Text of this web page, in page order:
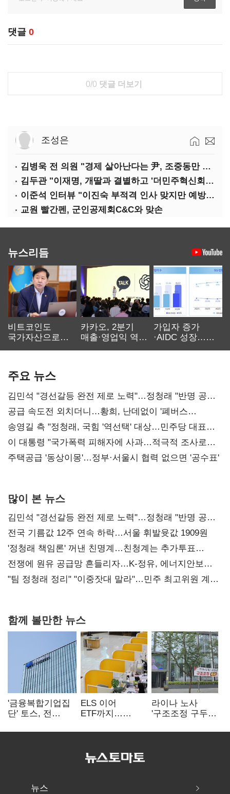
댓글 0
0/0 댓글 더보기
조성은
김병욱 전 의원 "경제 살아난다는 尹, 조중동만 봐도 이런 진단 못 해"
김두관 "이재명, 개딸과 결별하고 '더민주혁신회의' 해체해야"
이준석 인터뷰 "이진숙 부적격 인사 맞지만 예방적 탄핵은 안 돼"
교원 빨간펜, 군인공제회C&C와 맞손
뉴스리듬
비트코인도
국가자산으로…'
카카오, 2분기
매출·영업익 역대
가입자 증가
·AIDC 성장…
주요 뉴스
김민석 "경선갈등 완전 제로 노력"…정청래 "반명 공세
사과부터"
공급 속도전 외치더니…황희, 난데없이 '폐버스
리모델링' 제안
송영길 측 "정청래, 국힘 '역선택' 대상…민주당 대표로
총선 지휘 못해"
이 대통령 "국가폭력 피해자에 사과…적극적 조사로
진실 밝혀야"
주택공급 '동상이몽'…정부·서울시 협력 없으면 '공수표'
많이 본 뉴스
김민석 "경선갈등 완전 제로 노력"…정청래 "반명 공세
사과부터"
전국 기름값 12주 연속 하락…서울 휘발윳값 1909원
'정청래 책임론' 꺼낸 친명계…친청계는 추가투표
때리기
전쟁에 원유 공급망 흔들리자…K-정유, 에너지안보
핵심으로 재부상
"팀 정청래 정리" "이중잣대 말라"…민주 최고위원 계파
함께 볼만한 뉴스
'금융복합기업집
단' 토스, 전
표준화
ELS 이어
ETF까지…
제동 걸린 은행
라이나 노사
'구조조정 구두
뉴스